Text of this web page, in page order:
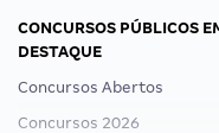
CONCURSOS PÚBLICOS
DESTAQUE
Concursos Abertos
Concursos 2026